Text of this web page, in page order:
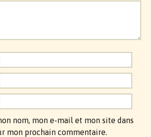
nom, mon e-mail et mon site dans
mon prochain commentaire.